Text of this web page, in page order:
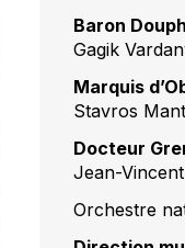
Baron
Gagik
Marquis
Stavros
Docteur
Jean-
Orchestre